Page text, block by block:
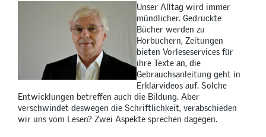
Unser Alltag wird immer
mündlicher. Gedruckte
Bücher werden zu
Hörbüchern, Zeitungen
bieten Vorleseservices für
ihre Texte an, die
Gebrauchsanleitung geht in
Erklärvideos auf. Solche
Entwicklungen betreffen auch die Bildung. Aber
verschwindet deswegen die Schriftlichkeit, verabschieden
wir uns vom Lesen? Zwei Aspekte sprechen dagegen.